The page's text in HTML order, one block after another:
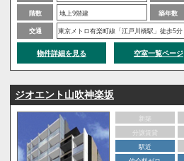
階数
地上9階建 築年数
交通
東京メトロ有楽町線「江戸川橋駅」徒歩5分
物件詳細を見る 空室一覧ページ
ジオエント山吹神楽坂
新築
分譲賃貸
駅近